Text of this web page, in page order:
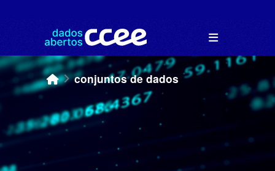
conjuntos de dados